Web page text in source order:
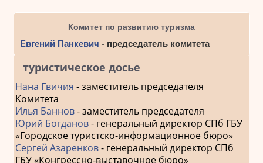
Комитет по развитию туризма
Евгений Панкевич - председатель комитета
туристическое досье
Нана Гвичия - заместитель председателя
Комитета
Илья Баннов- заместитель председателя
Юрий Богданов- генеральный директор СПб ГБУ
«Городское туристско-информационное бюро»
Сергей Азаренков- генеральный директор СПб
ГБУ «Конгрессно-выставочное бюро»